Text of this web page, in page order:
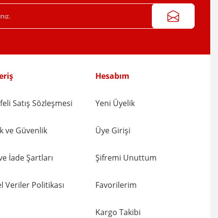
Satış Sözleşmesi
ve Güvenlik
İade Şartları
Veriler Politikası
Hesabım
Yeni Üyelik
Üye Girişi
Şifremi Unuttum
Favorilerim
Kargo Takibi